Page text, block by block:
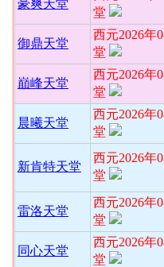
豪爽天堂
堂
御鼎天堂
西元2026年
堂
巔峰天堂
西元2026年
堂
晨曦天堂
西元2026年
堂
新肯特天堂
西元2026年
堂
雷洛天堂
西元2026年
堂
同心天堂
西元2026年
堂